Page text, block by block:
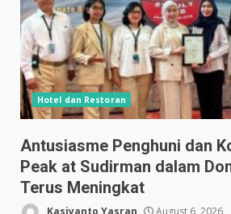
Hotel dan Restoran
Antusiasme Penghuni dan
Peak at Sudirman dalam
Terus Meningkat
Kasiyanto Yasran August 6, 2026